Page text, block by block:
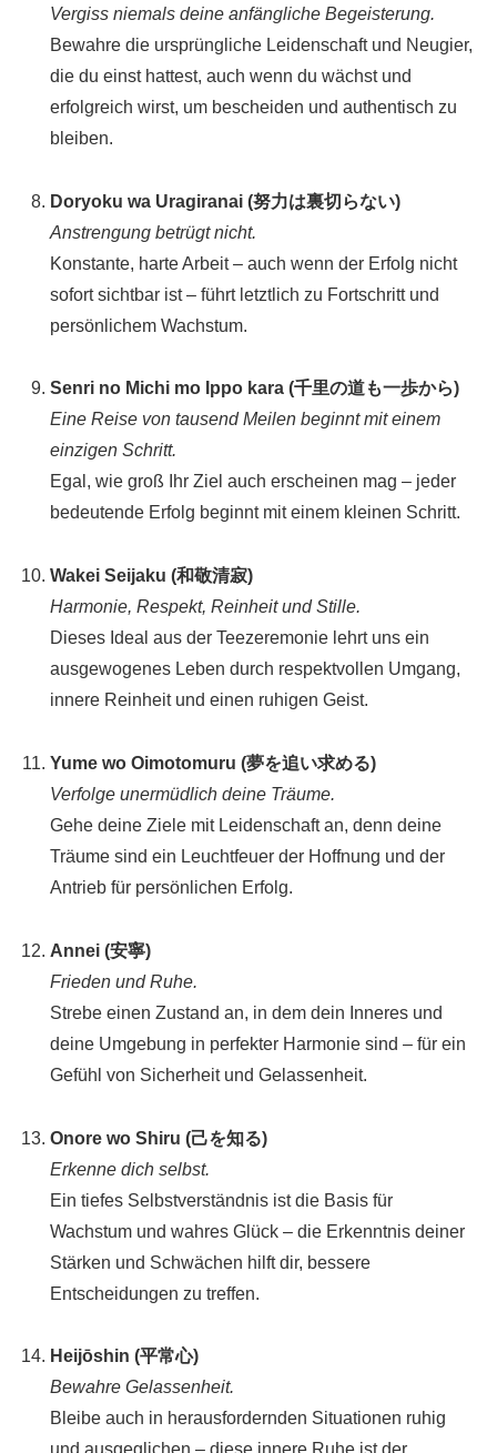
Vergiss niemals deine anfängliche Begeisterung.
Bewahre die ursprüngliche Leidenschaft und Neugier,
die du einst hattest, auch wenn du wächst und
erfolgreich wirst, um bescheiden und authentisch zu
bleiben.
Doryoku wa Uragiranai (努力は裏切らない)
Anstrengung betrügt nicht.
Konstante, harte Arbeit – auch wenn der Erfolg nicht
sofort sichtbar ist – führt letztlich zu Fortschritt und
persönlichem Wachstum.
Senri no Michi mo Ippo kara (千里の道も一歩から)
Eine Reise von tausend Meilen beginnt mit einem
einzigen Schritt.
Egal, wie groß Ihr Ziel auch erscheinen mag – jeder
bedeutende Erfolg beginnt mit einem kleinen Schritt.
Wakei Seijaku (和敬清寂)
Harmonie, Respekt, Reinheit und Stille.
Dieses Ideal aus der Teezeremonie lehrt uns ein
ausgewogenes Leben durch respektvollen Umgang,
innere Reinheit und einen ruhigen Geist.
Yume wo Oimotomuru (夢を追い求める)
Verfolge unermüdlich deine Träume.
Gehe deine Ziele mit Leidenschaft an, denn deine
Träume sind ein Leuchtfeuer der Hoffnung und der
Antrieb für persönlichen Erfolg.
Annei (安寧)
Frieden und Ruhe.
Strebe einen Zustand an, in dem dein Inneres und
deine Umgebung in perfekter Harmonie sind – für ein
Gefühl von Sicherheit und Gelassenheit.
Onore wo Shiru (己を知る)
Erkenne dich selbst.
Ein tiefes Selbstverständnis ist die Basis für
Wachstum und wahres Glück – die Erkenntnis deiner
Stärken und Schwächen hilft dir, bessere
Entscheidungen zu treffen.
Heijōshin (平常心)
Bewahre Gelassenheit.
Bleibe auch in herausfordernden Situationen ruhig